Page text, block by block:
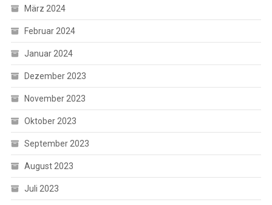
März 2024
Februar 2024
Januar 2024
Dezember 2023
November 2023
Oktober 2023
September 2023
August 2023
Juli 2023